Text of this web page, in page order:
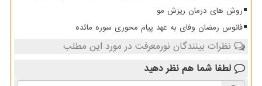
روش های درمان ریزش مو
فانوس رمضان وفای به عهد پیام محوری سوره مائده
نظرات بینندگان نورمعرفت در مورد این مطلب
لطفا شما هم نظر دهید